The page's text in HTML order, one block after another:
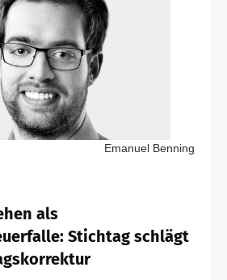
Emanuel Benning
als
Stichtag schlägt